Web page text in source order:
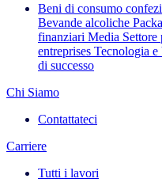
Beni di consumo
Bevande alcoliche
finanziari Media
entreprises Tecnologia
di successo
Chi Siamo
Contattateci
Carriere
Tutti i lavori